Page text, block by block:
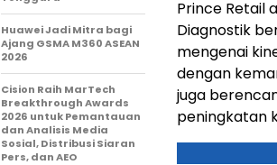
Prince Retail
Diagnostik
mengenai
dengan
juga
peningkatan
Huawei Jadi Mitra bagi
Ajang GSMA M360 ASEAN
2026
Cision Raih MarTech
Breakthrough Awards
2026 untuk Pemantauan
dan Analisis Media
Sosial, Distribusi Siaran
Pers, dan AEO